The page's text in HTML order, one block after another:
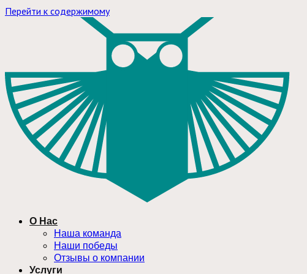
Перейти к содержимому
О Нас
Наша команда
Наши победы
Отзывы о компании
Услуги